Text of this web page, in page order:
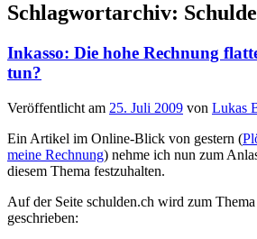
Schlagwortarchiv:
Inkasso: Die hohe Rechnung
tun?
Veröffentlicht am 25. Juli 2009 von Lukas
Ein Artikel im Online-Blick von gestern (
meine Rechnung) nehme ich nun zum
diesem Thema festzuhalten.
Auf der Seite schulden.ch wird zum Thema
geschrieben: